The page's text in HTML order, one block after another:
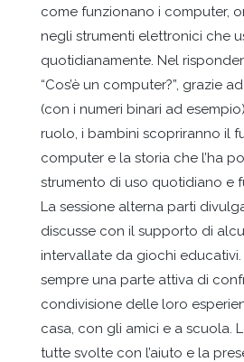
come funzionano i computer,
negli strumenti elettronici che
quotidianamente. Nel
“Cos’è un computer?”, grazie
(con i numeri binari ad
ruolo, i bambini scopriranno il
computer e la storia che l’ha
strumento di uso quotidiano e
La sessione alterna parti
discusse con il supporto di
intervallate da giochi educativi.
sempre una parte attiva di
condivisione delle loro
casa, con gli amici e a scuola.
tutte svolte con l’aiuto e la